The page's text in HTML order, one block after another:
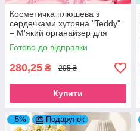
Косметичка плюшева з
сердечками хутряна "Teddy"
– М'який органайзер для
косметики фуксія
Готово до відправки
280,25 ₴ 295 ₴
Купити
–5% Подарунок